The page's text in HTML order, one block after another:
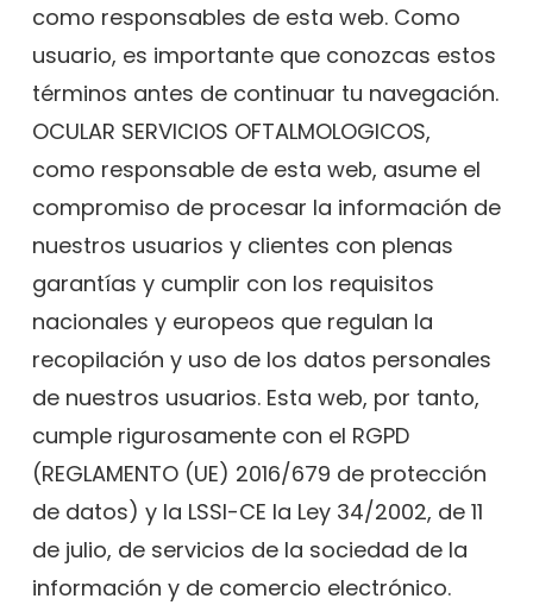
como responsables de esta web. Como
usuario, es importante que conozcas estos
términos antes de continuar tu navegación.
OCULAR SERVICIOS OFTALMOLOGICOS,
como responsable de esta web, asume el
compromiso de procesar la información de
nuestros usuarios y clientes con plenas
garantías y cumplir con los requisitos
nacionales y europeos que regulan la
recopilación y uso de los datos personales
de nuestros usuarios. Esta web, por tanto,
cumple rigurosamente con el RGPD
(REGLAMENTO (UE) 2016/679 de protección
de datos) y la LSSI-CE la Ley 34/2002, de 11
de julio, de servicios de la sociedad de la
información y de comercio electrónico.